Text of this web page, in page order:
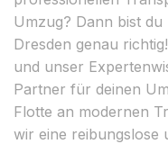
Umzug? Dann bist
Dresden genau
und unser
Partner für deinen
Flotte an modernen
wir eine reibungslose